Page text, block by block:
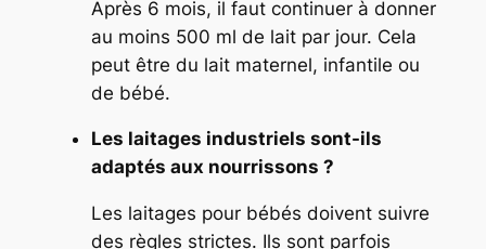
Après 6 mois, il faut continuer à donner
au moins 500 ml de lait par jour. Cela
peut être du lait maternel, infantile ou
de bébé.
Les laitages industriels sont-ils
adaptés aux nourrissons ?
Les laitages pour bébés doivent suivre
des règles strictes. Ils sont parfois